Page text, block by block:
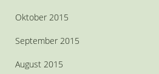
Oktober 2015
September 2015
August 2015